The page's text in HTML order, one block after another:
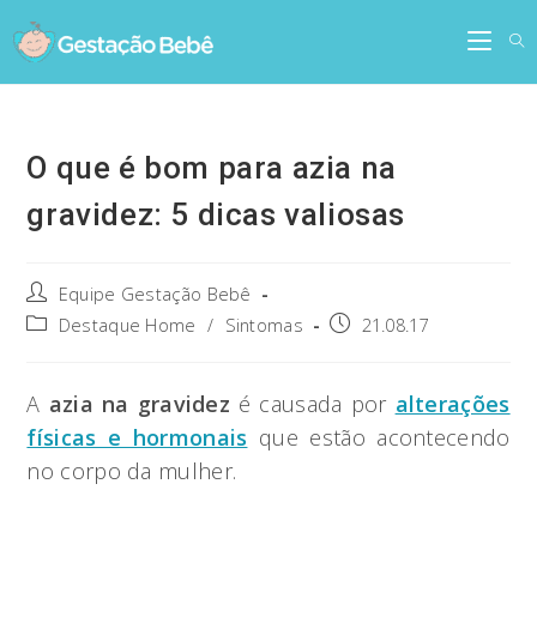
to
content
O que é bom para azia na
gravidez: 5 dicas valiosas
Post
author:
Equipe Gestação Bebê
PostDestaque Home / Sintomas
Post21.08.17
A azia na gravidez é causada por alterações
físicas e hormonais que estão acontecendo
no corpo da mulher.